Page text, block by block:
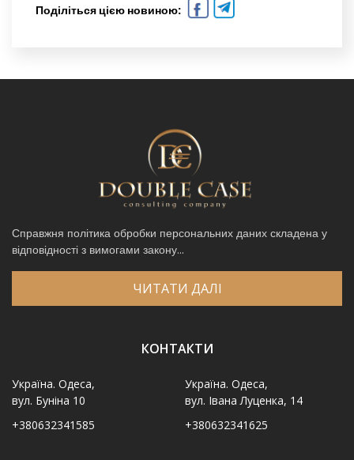
Поділіться цією новиною:
Справжня політика обробки персональних даних складена у
відповідності з вимогами закону...
ЧИТАТИ ДАЛІ
КОНТАКТИ
Україна. Одеса,
вул. Буніна 10
+380632341585
Україна. Одеса,
вул. Івана Луценка, 14
+380632341625